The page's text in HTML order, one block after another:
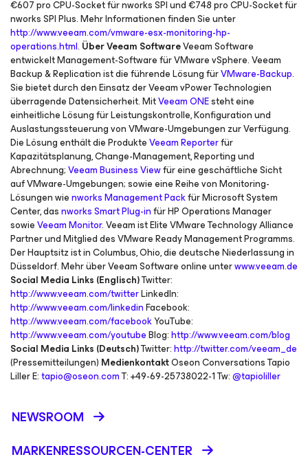
€607 pro CPU-Socket für nworks SPI und €748 pro CPU-Socket für
nworks SPI Plus. Mehr Informationen finden Sie unter
http://www.veeam.com/vmware-esx-monitoring-hp-
operations.html. Über Veeam SoftwareVeeam Software
entwickelt Management-Software für VMware vSphere. Veeam
Backup & Replication ist die führende Lösung fürVMware-Backup.
Sie bietet durch den Einsatz der Veeam vPower Technologien
überragende Datensicherheit. MitVeeam ONEsteht eine
einheitliche Lösung für Leistungskontrolle, Konfiguration und
Auslastungssteuerung von VMware-Umgebungen zur Verfügung.
Die Lösung enthält die ProdukteVeeam Reporterfür
Kapazitätsplanung, Change-Management, Reporting und
Abrechnung;Veeam Business Viewfür eine geschäftliche Sicht
auf VMware-Umgebungen; sowie eine Reihe von Monitoring-
Lösungen wienworks Management Packfür Microsoft System
Center, dasnworks Smart Plug-infür HP Operations Manager
sowieVeeam Monitor. Veeam ist Elite VMware Technology Alliance
Partner und Mitglied des VMware Ready Management Programms.
Der Hauptsitz ist in Columbus, Ohio, die deutsche Niederlassung in
Düsseldorf. Mehr über Veeam Software online unterwww.veeam.de
Social Media Links (Englisch)Twitter:
http://www.veeam.com/twitterLinkedIn:
http://www.veeam.com/linkedinFacebook:
http://www.veeam.com/facebookYouTube:
http://www.veeam.com/youtubeBlog:http://www.veeam.com/blog
Social Media Links (Deutsch)Twitter:http://twitter.com/veeam_de
(Pressemitteilungen) MedienkontaktOseon Conversations Tapio
Liller E:tapio@oseon.comT: +49-69-25738022-1 Tw:@tapioliller
NEWSROOM
MARKENRESSOURCEN-CENTER